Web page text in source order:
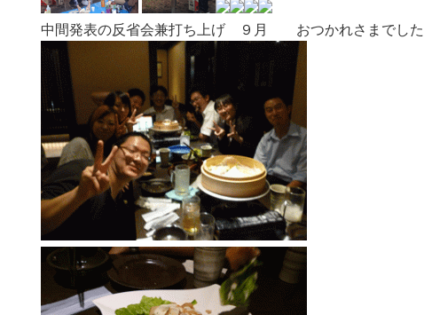
中間発表の反省会兼打ち上げ ９月 おつかれさまでした